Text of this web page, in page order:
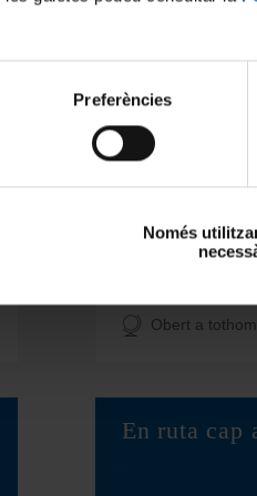
Preferències
Només
En ruta cap
Japonès
Recurs
Obert a tothom
En ruta cap